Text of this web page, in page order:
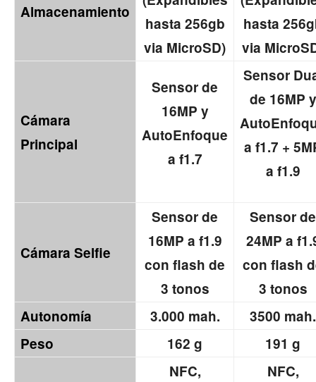
Almacenamiento
hasta 256gb
via MicroSD)
hasta
via
Cámara
Principal
Sensor de
16MP y
AutoEnfoque
a f1.7
Sensor
de 16MP y
a f1.7 +
a f1.9
Cámara Selfie
Sensor de
16MP a f1.9
con flash de
3 tonos
Sensor de
24MP a
con flash
3 tonos
Autonomía
3.000 mah.
3500 mah.
Peso
162 g
191 g
NFC,
NFC,